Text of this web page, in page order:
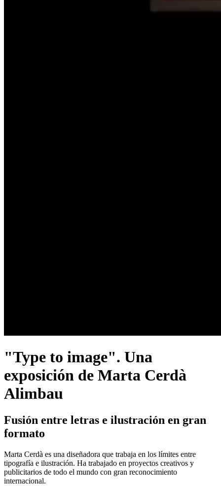
"Type to image". Una
exposición de Marta Cerdà
Alimbau
Fusión entre letras e ilustración en gran
formato
Marta Cerdà es una diseñadora que trabaja en los límites entre
tipografía e ilustración. Ha trabajado en proyectos creativos y
publicitarios de todo el mundo con gran reconocimiento
internacional.